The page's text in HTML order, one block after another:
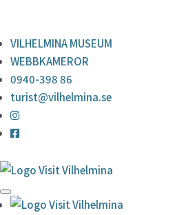
VILHELMINA MUSEUM
WEBBKAMEROR
0940-398 86
turist@vilhelmina.se